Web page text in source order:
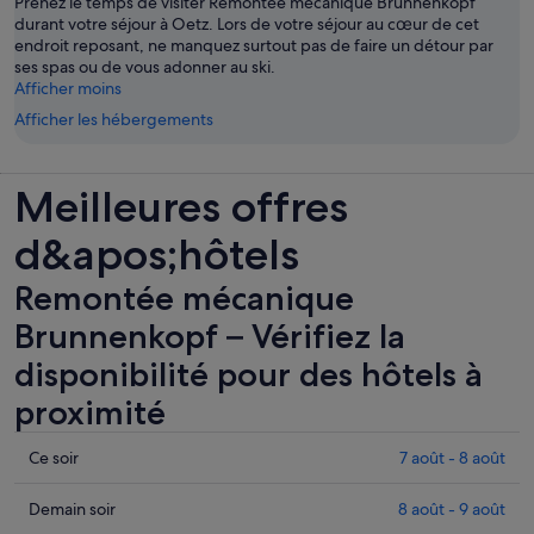
durant votre séjour à Oetz. Lors de votre séjour au cœur de cet
endroit reposant, ne manquez surtout pas de faire un détour par
ses spas ou de vous adonner au ski.
Afficher moins
Afficher les hébergements
Meilleures offres
d&apos;hôtels
Remontée mécanique
Brunnenkopf – Vérifiez la
disponibilité pour des hôtels à
proximité
Consulter
prix
Ce soir 7 août - 8 août
Consulter
Demain soir 8 août - 9 août